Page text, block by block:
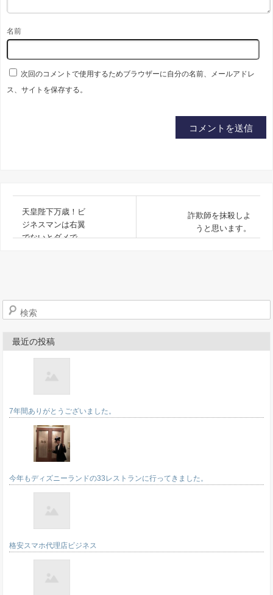
名前
次回のコメントで使用するためブラウザーに自分の名前、メールアドレ
ス、サイトを保存する。
天皇陛下万歳！ビ
ジネスマンは右翼
でないとダメで
詐欺師を抹殺しよ
うと思います。
検索
最近の投稿
7年間ありがとうございました。
今年もディズニーランドの33レストランに行ってきました。
格安スマホ代理店ビジネス